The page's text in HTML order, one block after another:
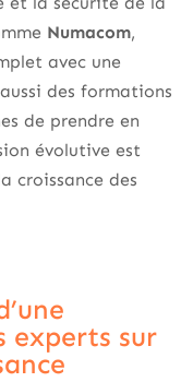
Numacom,
avec une
des formations
de prendre en
évolutive est
croissance des
experts sur